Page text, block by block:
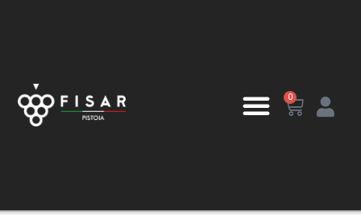
0